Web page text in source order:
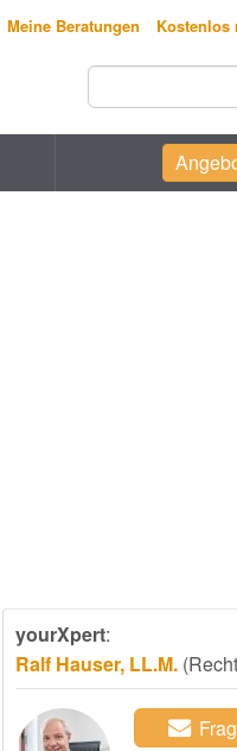
Meine Beratungen Kostenlos
yourXpert:
Ralf Hauser, LL.M.